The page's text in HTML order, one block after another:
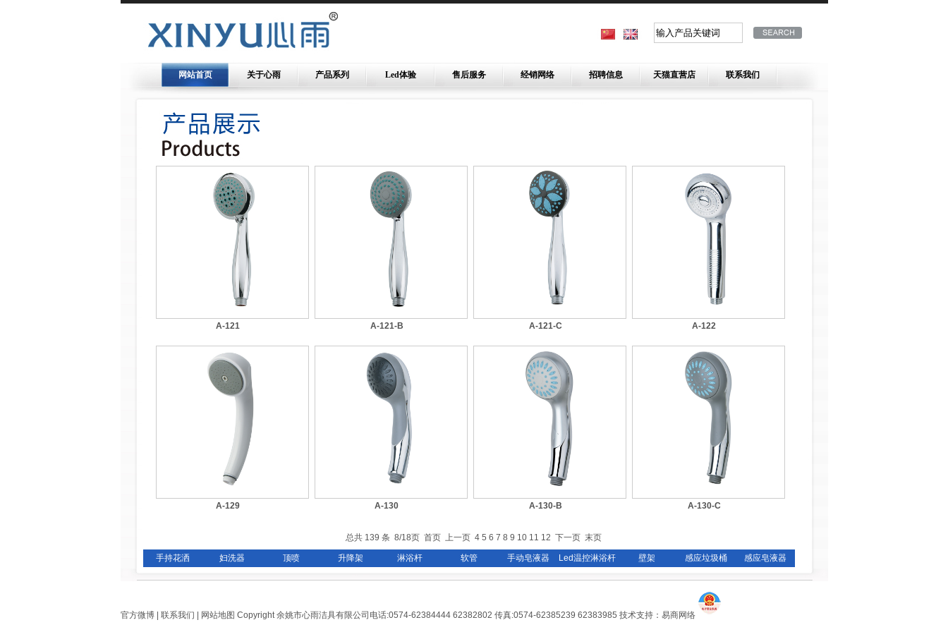
网站首页 关于心雨 产品系列 Led体验 售后服务 经销网络 招聘信息 天猫直营店 联系我们
A-121 A-121-B A-121-C A-122
A-129 A-130 A-130-B A-130-C
总共 139 条 8/18页 首页 上一页 4 5 6 7 8 9 10 11 12 下一页 末页
手持花洒 妇洗器 顶喷 升降架 淋浴杆 软管 手动皂液器 Led温控淋浴杆 壁架 感应垃圾桶 感应皂液器
官方微博| 联系我们 网站地图 Copyright 余姚市心雨洁具有限公司电话:0574-62384444 62382802 传真:0574-62385239 62383985 技术支持： 易商网络